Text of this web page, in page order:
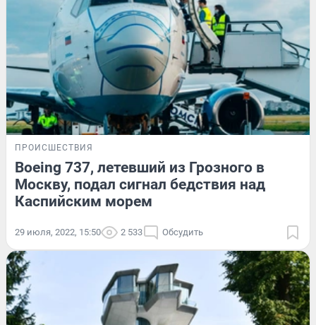
ПРОИСШЕСТВИЯ
Boeing 737, летевший из Грозного в
Москву, подал сигнал бедствия над
Каспийским морем
29 июля, 2022, 15:50 2 533 Обсудить